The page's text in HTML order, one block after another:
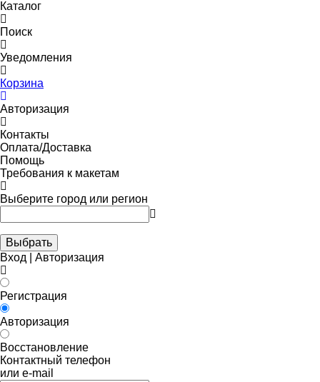
Каталог
Поиск
Уведомления
Корзина
Авторизация
Контакты
Оплата/Доставка
Помощь
Требования к макетам
Выберите город или регион
Выбрать
Вход | Авторизация
Регистрация
Авторизация
Восстановление
Контактный телефон
или e-mail